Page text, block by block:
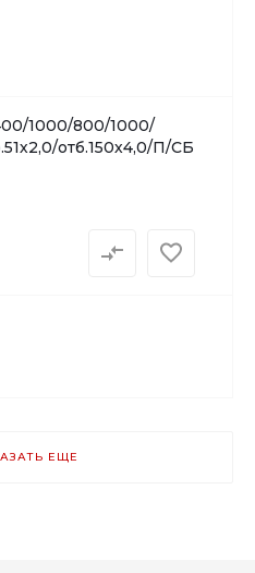
1000/800/1000/
отб.150х4,0/П/СБ
ЕЩЕ